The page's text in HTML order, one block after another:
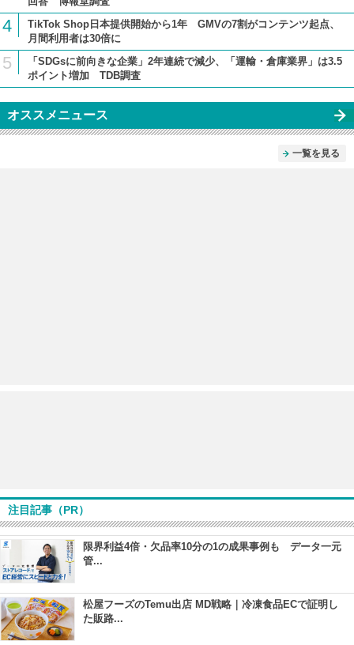
4
TikTok Shop日本提供開始から1年 GMVの7割がコンテンツ起点、
月間利用者は30倍に
5
「SDGsに前向きな企業」2年連続で減少、「運輸・倉庫業界」は3.5
ポイント増加 TDB調査
オススメニュース
一覧を見る
注目記事（PR）
限界利益4倍・欠品率10分の1の成果事例も データ一元
管...
松屋フーズのTemu出店 MD戦略｜冷凍食品ECで証明し
た販路...